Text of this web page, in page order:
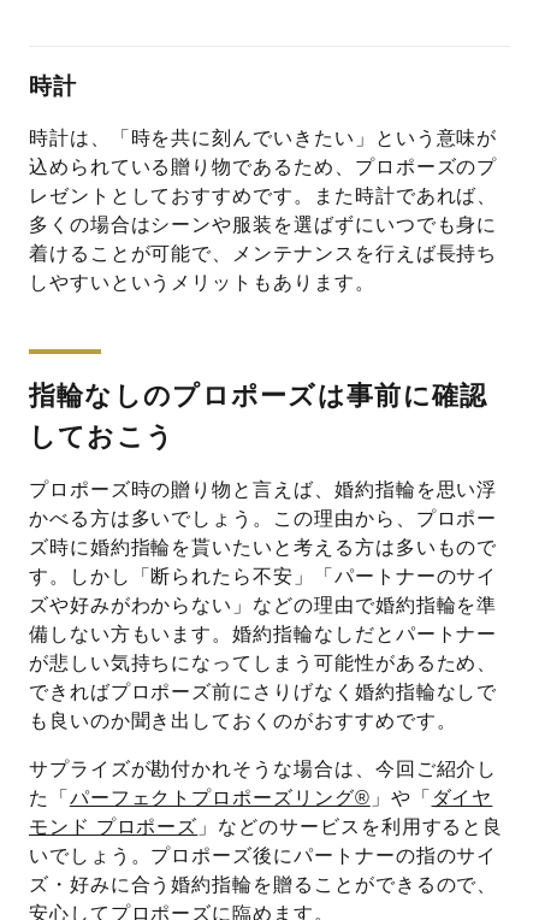
時計
時計は、「時を共に刻んでいきたい」という意味が
込められている贈り物であるため、プロポーズのプ
レゼントとしておすすめです。また時計であれば、
多くの場合はシーンや服装を選ばずにいつでも身に
着けることが可能で、メンテナンスを行えば長持ち
しやすいというメリットもあります。
指輪なしのプロポーズは事前に確認
しておこう
プロポーズ時の贈り物と言えば、婚約指輪を思い浮
かべる方は多いでしょう。この理由から、プロポー
ズ時に婚約指輪を貰いたいと考える方は多いもので
す。しかし「断られたら不安」「パートナーのサイ
ズや好みがわからない」などの理由で婚約指輪を準
備しない方もいます。婚約指輪なしだとパートナー
が悲しい気持ちになってしまう可能性があるため、
できればプロポーズ前にさりげなく婚約指輪なしで
も良いのか聞き出しておくのがおすすめです。
サプライズが勘付かれそうな場合は、今回ご紹介し
た「 パーフェクトプロポーズリング® 」や「 ダイヤ
モンド プロポーズ 」などのサービスを利用すると良
いでしょう。プロポーズ後にパートナーの指のサイ
ズ・好みに合う婚約指輪を贈ることができるので、
安心してプロポーズに臨めます。